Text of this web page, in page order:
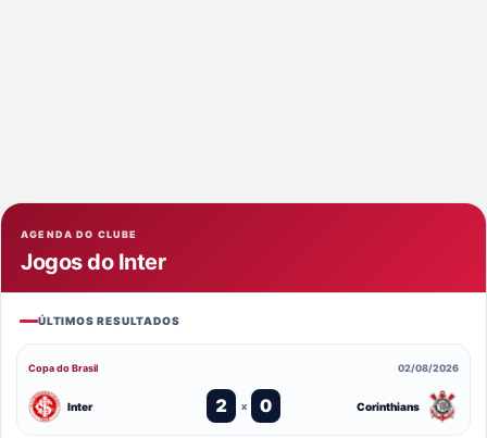
AGENDA DO CLUBE
Jogos do Inter
ÚLTIMOS RESULTADOS
Copa do Brasil 02/08/2026
Inter 2 x 0 Corinthians